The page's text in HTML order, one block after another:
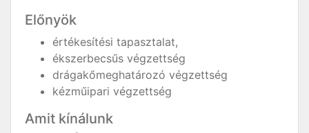
Előnyök
értékesítési tapasztalat,
ékszerbecsűs végzettség
drágakőmeghatározó végzettség
kézműipari végzettség
Amit kínálunk